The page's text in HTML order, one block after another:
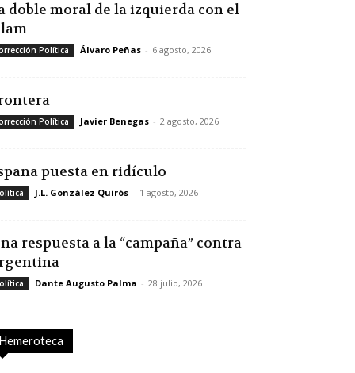
doble moral de la izquierda con el
Política Álvaro Peñas - 6 agosto, 2026
Política Javier Benegas - 2 agosto, 2026
puesta en ridículo
J.L. González Quirós - 1 agosto, 2026
respuesta a la “campaña” contra
Dante Augusto Palma - 28 julio, 2026
Hemeroteca